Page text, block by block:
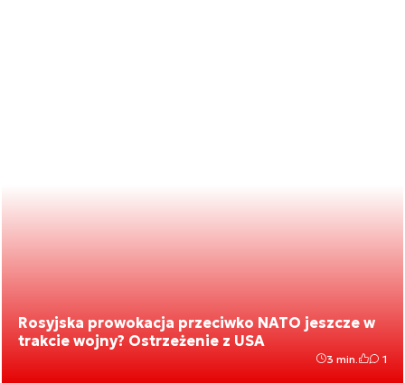
Rosyjska prowokacja przeciwko NATO jeszcze w
trakcie wojny? Ostrzeżenie z USA
3 min. 1